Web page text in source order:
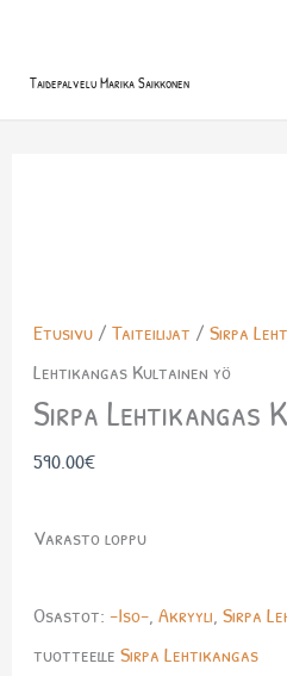
Taidepalvelu Marika Saikkonen
Etusivu/ Taiteilijat / Sirpa
Lehtikangas Kultainen yö
Sirpa Lehtikangas
590.00€
Varasto loppu
Osastot: -Iso-, Akryyli, Sirpa
tuotteelle Sirpa Lehtikangas